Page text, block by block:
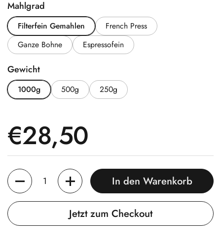
Mahlgrad
Filterfein Gemahlen
French Press
Ganze Bohne
Espressofein
Gewicht
1000g 500g 250g
Preis:
€28,50
Anzahl In den Warenkorb
Jetzt zum Checkout